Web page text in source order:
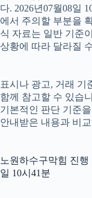
다. 2026년07월08일
에서 주의할 부분을
식 자료는 일반 기준
상황에 따라 달라질
표시나 광고, 거래 기
함께 참고할 수 있습
기본적인 판단 기준
안내받은 내용과 비
노원하수구막힘 진
일 10시41분